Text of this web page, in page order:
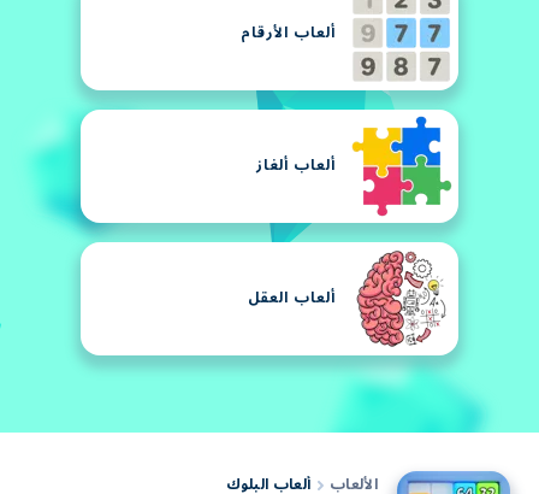
ألعاب الأرقام
ألعاب ألغاز
ألعاب العقل
الألعاب ألعاب البلوك